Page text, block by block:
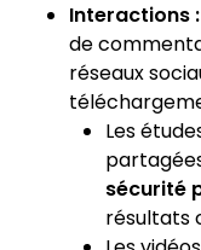
Interactions :
de
réseaux
Les
sécurité
résultats